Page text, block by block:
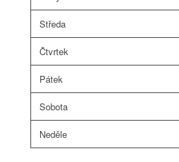
Středa
Čtvrtek
Pátek
Sobota
Neděle